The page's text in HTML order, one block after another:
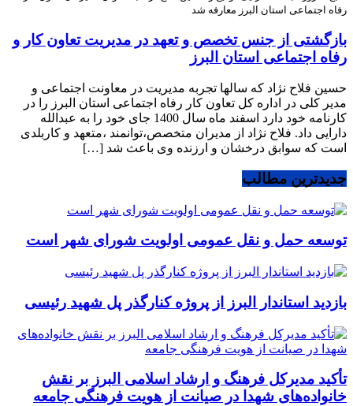
رفاه اجتماعی استان البرز معارفه شد
بازگشتی از جنس تخصص و تعهد در مدیریت تعاون کار و
رفاه اجتماعی استان البرز
حسین فلاح نژاد که سالها تجربه مدیریت در معاونت اجتماعی و
مدیر کلی در اداره کل تعاون کار رفاه اجتماعی استان البرز را در
کارنامه خود دارد اسفند ماه سال 1400 جای خود را به عبدالله
دارایی داد. فلاح نژاد از مدیران متخصص،توانمند ،متعهد و کاربلدی
است که سوابق درخشان و ارزنده وی باعث شد […]
جدیدترین مطالب
توسعه حمل و نقل عمومی اولویت شورای شهر است
بازدید استاندار البرز از پروژه کنارگذر پل شهید رئیسی
تأکید مدیرکل فرهنگ و ارشاد اسلامی البرز بر نقش
خانواده‌های شهدا در صیانت از هویت فرهنگی جامعه